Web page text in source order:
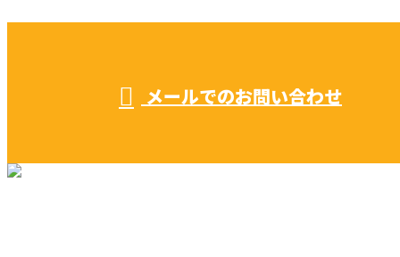
メールでのお問い合わせ